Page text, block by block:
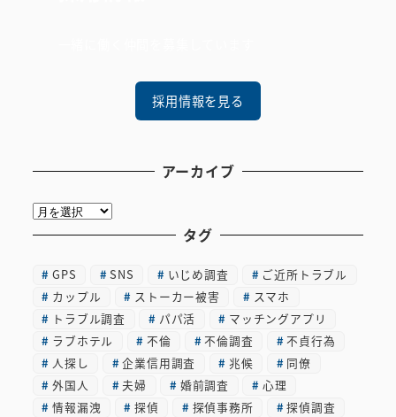
採用情報を見る
アーカイブ
ア
ー
イ
ブ
タグ
GPS SNS いじめ調査
ご近所トラブル
カップル
ストーカー被害
スマホ
トラブル調査
パパ活
マッチングアプリ
ラブホテル
不倫 不倫調査
不貞行為
人探し
企業信用調査 兆候
同僚
外国人
夫婦 婚前調査
心理
情報漏洩
探偵 探偵事務所 探偵調査